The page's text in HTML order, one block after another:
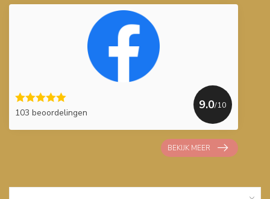
103 beoordelingen
9.0/10
BEKIJK MEER